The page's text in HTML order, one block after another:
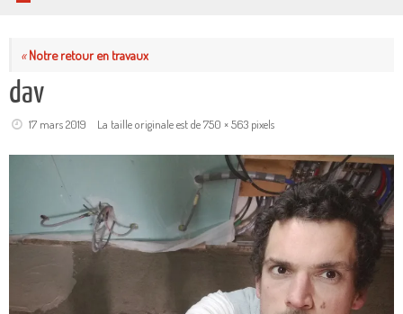
«Notre retour en travaux
dav
17 mars 2019 La taille originale est de750 × 563pixels